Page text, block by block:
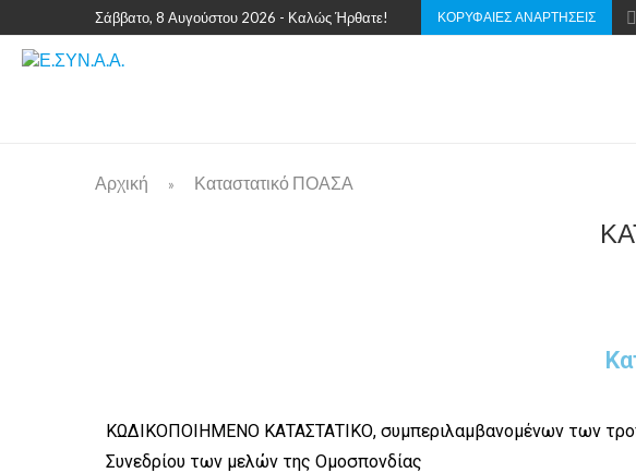
Σάββατο, 8 Αυγούστου 2026 - Καλώς Ήρθατε! ΚΟΡΥΦΑΊΕΣ ΑΝΑΡΤΉΣΕΙΣ
Αρχική » Καταστατικό ΠΟΑΣΑ
ΚΩΔΙΚΟΠΟΙΗΜΕΝΟ ΚΑΤΑΣΤΑΤΙΚΟ, συμπεριλαμβανομένων των
Συνεδρίου των μελών της Ομοσπονδίας